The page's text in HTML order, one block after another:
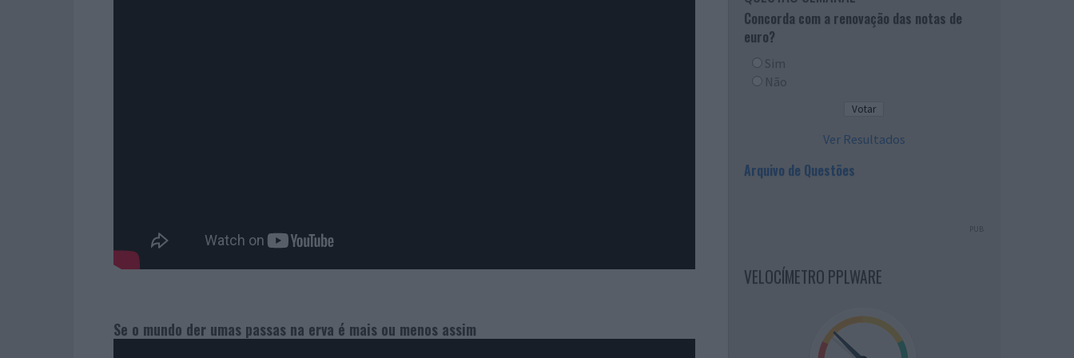
Se o mundo der umas passas na erva é mais ou menos assim
Concorda com a renovação das notas de
euro?
Sim
Não
Ver Resultados
Arquivo de Questões
PUB
VELOCÍMETRO PPLWARE